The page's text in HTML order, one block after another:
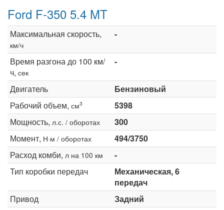
Ford F-350 5.4 MT
Максимальная скорость,
км/ч
-
Время разгона до 100 км/
ч, сек
-
Двигатель
Бензиновый
Рабочий объем, см3
5398
Мощность, л.с. / оборотах
300
Момент, Н·м / оборотах
494/3750
Расход комби, л на 100 км
-
Тип коробки передач
Механическая, 6
передач
Привод
Задний